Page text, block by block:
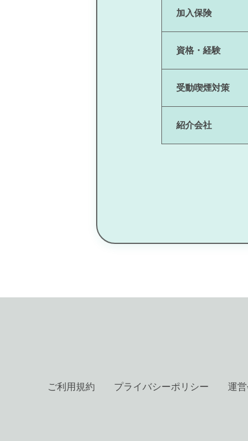
加入保険
資格・経験
受動喫煙対策
紹介会社
ご利用規約 プライバシーポリシー 運